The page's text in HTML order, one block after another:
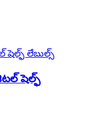
షెల్ఫ్